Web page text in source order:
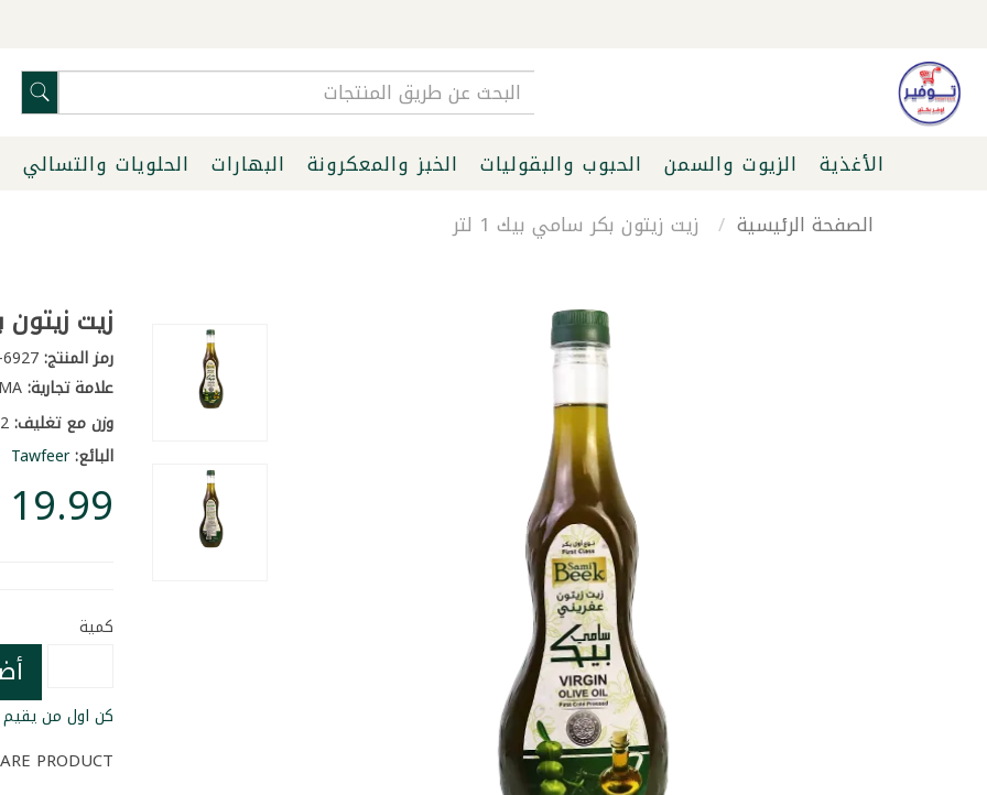
الأغذية الزيوت والسمن الحبوب والبقوليات الخبز والمعكرونة البهارات الحلويات والتسالي
الصفحة الرئيسية
زيت زيتون بكر سامي بيك 1 لتر
زيت زيتون
رمز المنتج:6927-1
علامة تجارية:NEMA
وزن مع تغليف:1.2 كغ
البائع:Tawfeer
كمية
كن اول من يقيم
PRODUCT